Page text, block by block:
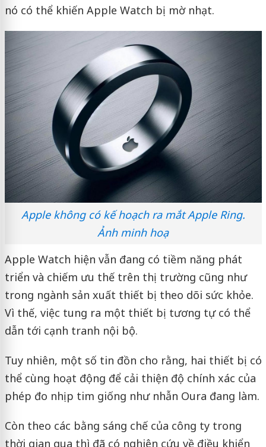
nó có thể khiến Apple Watch bị mờ nhạt.
Apple không có kế hoạch ra mắt Apple Ring.
Ảnh minh hoạ
Apple Watch hiện vẫn đang có tiềm năng phát
triển và chiếm ưu thế trên thị trường cũng như
trong ngành sản xuất thiết bị theo dõi sức khỏe.
Vì thế, việc tung ra một thiết bị tương tự có thể
dẫn tới cạnh tranh nội bộ.
Tuy nhiên, một số tin đồn cho rằng, hai thiết bị có
thể cùng hoạt động để cải thiện độ chính xác của
phép đo nhịp tim giống như nhẫn Oura đang làm.
Còn theo các bằng sáng chế của công ty trong
thời gian qua thì đã có nghiên cứu về điều khiển